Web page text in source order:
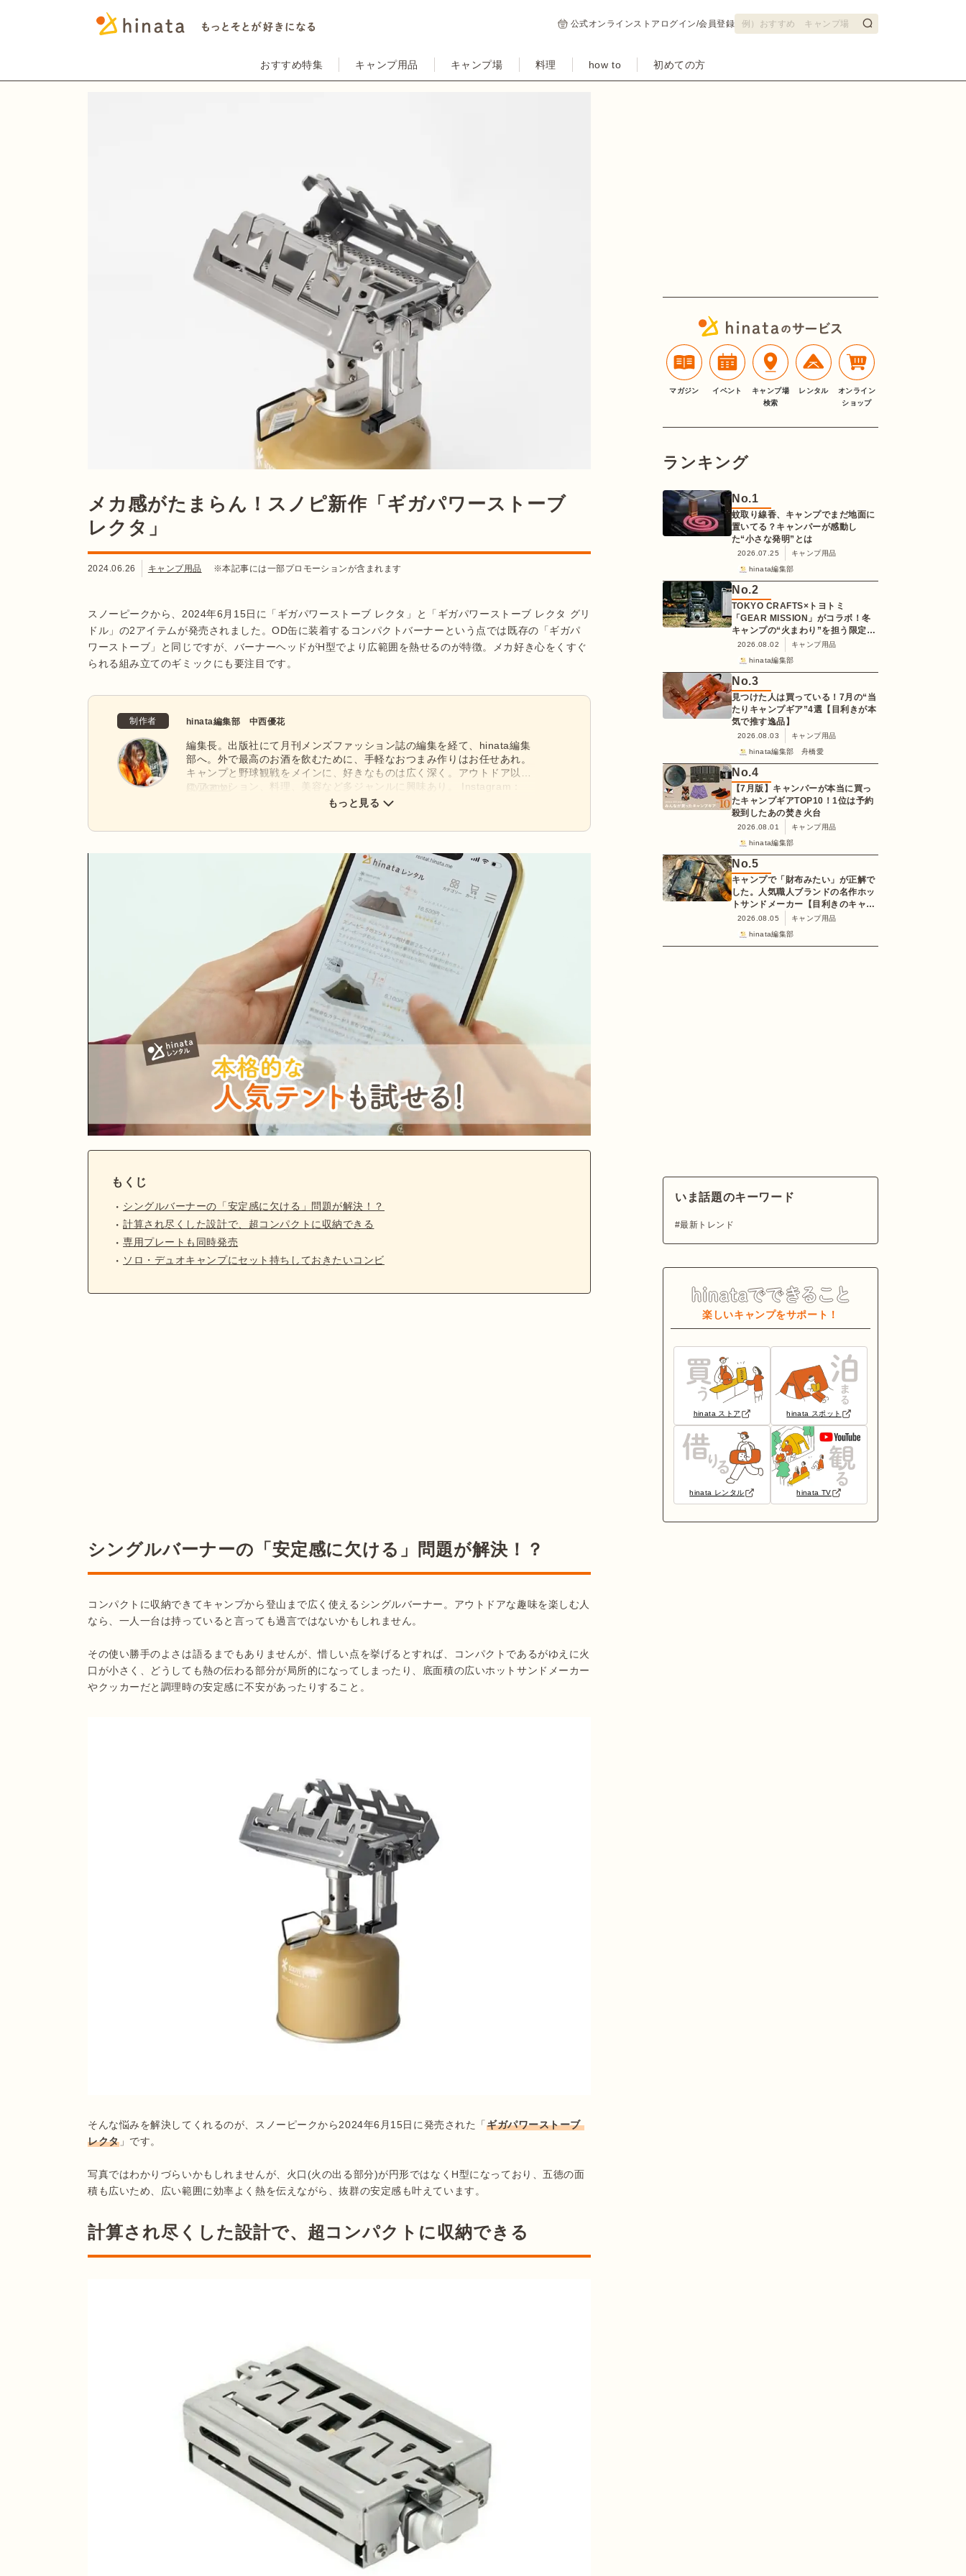
公式オンラインストア ログイン/会員登録
おすすめ特集 キャンプ用品 キャンプ場 料理 how to 初めての方
メカ感がたまらん！スノピ新作「ギガパワーストーブ
レクタ」
2024.06.26 キャンプ用品 ※本記事には一部プロモーションが含まれます
スノーピークから、2024年6月15日に「ギガパワーストーブ レクタ」と「ギガパワーストーブ レクタ グリ
ドル」の2アイテムが発売されました。OD缶に装着するコンパクトバーナーという点では既存の「ギガパ
ワーストーブ」と同じですが、バーナーヘッドがH型でより広範囲を熱せるのが特徴。メカ好き心をくすぐ
られる組み立てのギミックにも要注目です。
制作者 hinata編集部 中西優花
編集長。出版社にて月刊メンズファッション誌の編集を経て、hinata編集
部へ。外で最高のお酒を飲むために、手軽なおつまみ作りはお任せあれ。
キャンプと野球観戦をメインに、好きなものは広く深く。アウトドア以外
にファッション、料理、美容など多ジャンルに興味あり。 Instagram：
@yukantoi
もっと見る
もくじ
シングルバーナーの「安定感に欠ける」問題が解決！？
計算され尽くした設計で、超コンパクトに収納できる
専用プレートも同時発売
ソロ・デュオキャンプにセット持ちしておきたいコンビ
シングルバーナーの「安定感に欠ける」問題が解決！？
コンパクトに収納できてキャンプから登山まで広く使えるシングルバーナー。アウトドアな趣味を楽しむ人
なら、一人一台は持っていると言っても過言ではないかもしれません。
その使い勝手のよさは語るまでもありませんが、惜しい点を挙げるとすれば、コンパクトであるがゆえに火
口が小さく、どうしても熱の伝わる部分が局所的になってしまったり、底面積の広いホットサンドメーカー
やクッカーだと調理時の安定感に不安があったりすること。
そんな悩みを解決してくれるのが、スノーピークから2024年6月15日に発売された「ギガパワーストーブ
レクタ」です。
写真ではわかりづらいかもしれませんが、火口(火の出る部分)が円形ではなくH型になっており、五徳の面
積も広いため、広い範囲に効率よく熱を伝えながら、抜群の安定感も叶えています。
計算され尽くした設計で、超コンパクトに収納できる
マガジン イベント
キャンプ場
検索
レンタル
オンライン
ショップ
ランキング
No.1
蚊取り線香、キャンプでまだ地面に
置いてる？キャンパーが感動し
た“小さな発明”とは
2026.07.25
キャンプ用品
hinata編集部
No.2
TOKYO CRAFTS×トヨトミ
「GEAR MISSION」がコラボ！冬
キャンプの“火まわり”を担う限定
K3クッキングストーブが登場
2026.08.02
キャンプ用品
hinata編集部
No.3
見つけた人は買っている！7月の“当
たりキャンプギア”4選【目利きが本
気で推す逸品】
2026.08.03
キャンプ用品
hinata編集部 舟橋愛
No.4
【7月版】キャンパーが本当に買っ
たキャンプギアTOP10！1位は予約
殺到したあの焚き火台
2026.08.01
キャンプ用品
hinata編集部
No.5
キャンプで「財布みたい」が正解で
した。人気職人ブランドの名作ホッ
トサンドメーカー【目利きのキャン
プギア】
2026.08.05
キャンプ用品
hinata編集部
いま話題のキーワード
最新トレンド
楽しいキャンプをサポート！
hinata ストア hinata スポット
hinata レンタル hinata TV